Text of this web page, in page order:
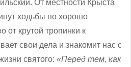
От местности Крыста
ходьбы по хорошо
от крутой тропинки к
свои дела и знакомит нас с
святого: «Перед тем, как